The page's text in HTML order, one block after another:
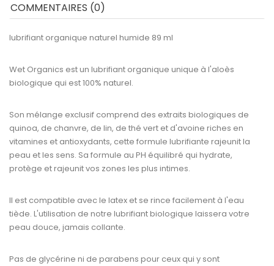
COMMENTAIRES (0)
lubrifiant organique naturel humide 89 ml
Wet Organics est un lubrifiant organique unique à l'aloès
biologique qui est 100% naturel.
Son mélange exclusif comprend des extraits biologiques de
quinoa, de chanvre, de lin, de thé vert et d'avoine riches en
vitamines et antioxydants, cette formule lubrifiante rajeunit la
peau et les sens. Sa formule au PH équilibré qui hydrate,
protège et rajeunit vos zones les plus intimes.
Il est compatible avec le latex et se rince facilement à l'eau
tiède. L'utilisation de notre lubrifiant biologique laissera votre
peau douce, jamais collante.
Pas de glycérine ni de parabens pour ceux qui y sont